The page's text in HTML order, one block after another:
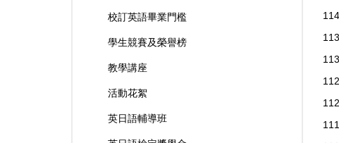
校訂英語畢業門檻
學生競賽及榮譽榜
教學講座
活動花絮
英日語輔導班